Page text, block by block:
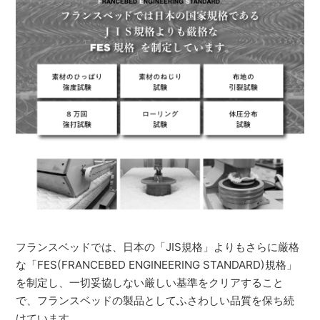
フランスベッドでは、日本の「JIS規格」よりもさらに厳格
な「FES(FRANCEBED ENGINEERING STANDARD)規格」
を制定し、一切妥協しない厳しい基準をクリアすること
で、フランスベッドの製品としてふさわしい品質を保ち続